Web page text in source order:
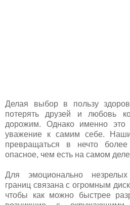
Делая выбор в пользу
потерять друзей и любовь
дорожим. Однако именно это
уважение к самим себе. Наши
превращаться в нечто
опасное, чем есть на самом
Для эмоционально незрелых
границ связана с огромным
чтобы как можно быстрее